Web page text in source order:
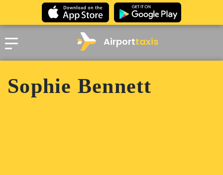
Airporttaxis
Sophie Bennett